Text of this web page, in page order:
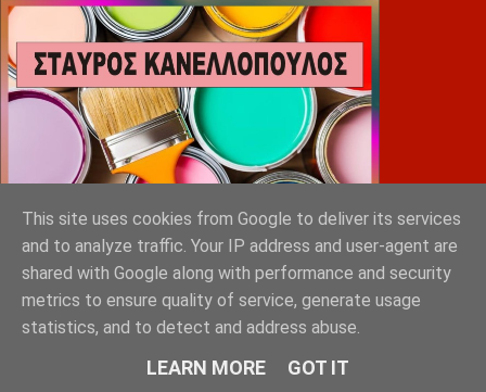
This site uses cookies from Google to deliver its services
and to analyze traffic. Your IP address and user-agent are
shared with Google along with performance and security
metrics to ensure quality of service, generate usage
statistics, and to detect and address abuse.
LEARN MORE GOT IT